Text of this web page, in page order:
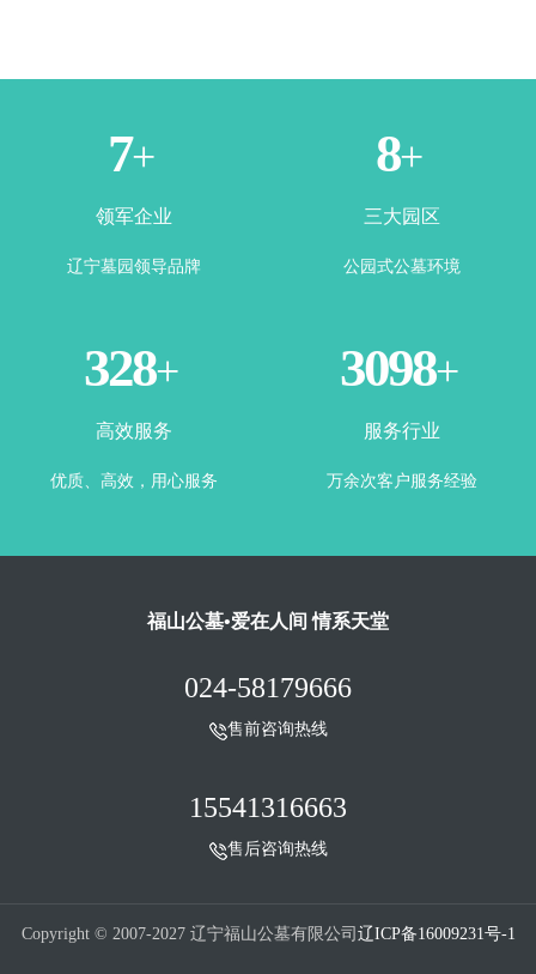
1+
领军企业
辽宁墓园领导品牌
3+
三大园区
公园式公墓环境
365+
高效服务
优质、高效，用心服务
3500+
服务行业
万余次客户服务经验
福山公墓•爱在人间 情系天堂
024-58179666
售前咨询热线
15541316663
售后咨询热线
Copyright © 2007-2027 辽宁福山公墓有限公司 辽ICP备16009231号-1